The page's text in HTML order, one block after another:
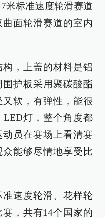
米标准速度轮滑赛道
面轮滑赛道的室内
，上盖的材料是铝
护板采用聚碳酸酯
软，有弹性，能很
灯，整个角度都
员在赛场上看清赛
能够尽情地享受比
速度轮滑、花样轮
，共有14个国家的